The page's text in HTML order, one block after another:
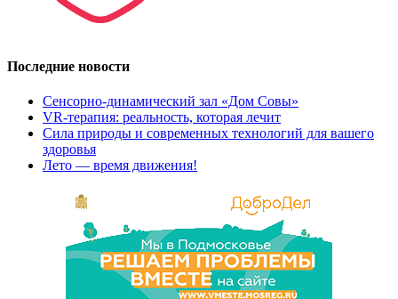
Последние новости
Сенсорно-динамический зал «Дом Совы»
VR-терапия: реальность, которая лечит
Cила природы и современных технологий для вашего
здоровья
Лето — время движения!